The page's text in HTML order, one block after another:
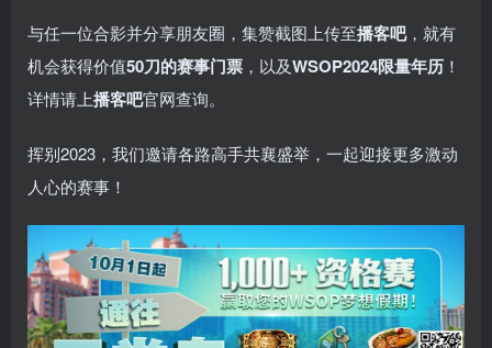
与任一位合影并分享朋友圈，集赞截图上传至播客吧，就有
机会获得价值50刀的赛事门票 ，以及WSOP2024限量年历 ！
详情请上播客吧官网查询。
挥别2023，我们邀请各路高手共襄盛举，一起迎接更多激动
人心的赛事！